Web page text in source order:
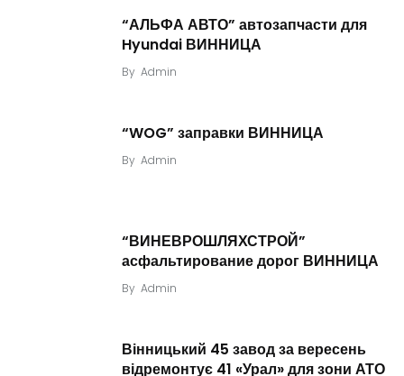
“АЛЬФА АВТО” автозапчасти для
Hyundai ВИННИЦА
By Admin
“WOG” заправки ВИННИЦА
By Admin
“ВИНЕВРОШЛЯХСТРОЙ”
асфальтирование дорог ВИННИЦА
By Admin
Вінницький 45 завод за вересень
відремонтує 41 «Урал» для зони АТО